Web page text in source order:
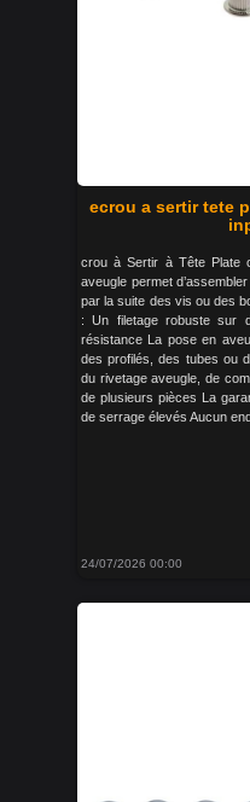
ecrou a sertir tete
crou à Sertir à Tête Plate
aveugle permet
par la suite des vis ou des
: Un filetage robuste sur
résistance La pose en
des profilés, des tubes ou
du rivetage aveugle, de
de plusieurs pièces La
de serrage élevés Aucun
24/07/2026 00:00